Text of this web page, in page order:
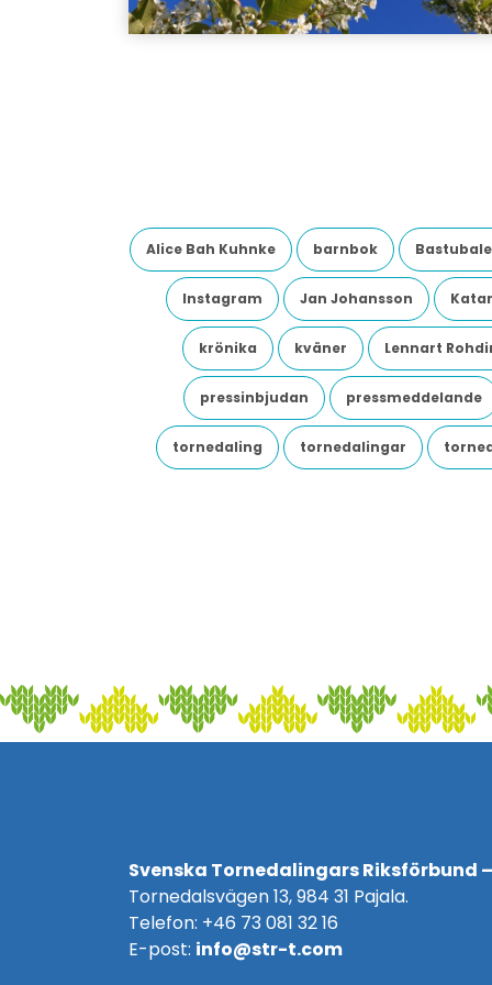
Alice Bah Kuhnke barnbok
Instagram Jan Johansson
krönika kväner Lennart
pressinbjudan pressmeddelande
tornedaling tornedalingar
Svenska Tornedalingars Riksförbund
Tornedalsvägen 13, 984 31 Pajala.
Telefon: +46 73 081 32 16
E-post: info@str-t.com